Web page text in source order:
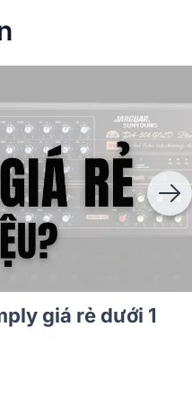
giá rẻ dưới 1